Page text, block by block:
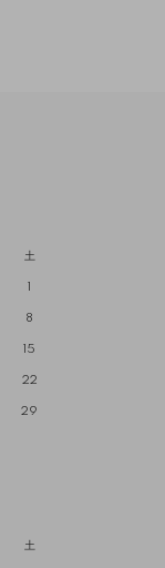
土
1
8
15
22
29
土